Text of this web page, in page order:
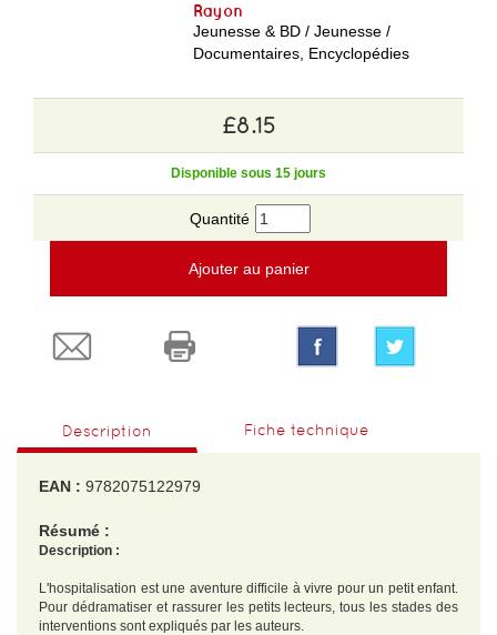
Rayon
Jeunesse & BD / Jeunesse /
Documentaires, Encyclopédies
£8.15
Disponible sous 15 jours
Quantité
Ajouter au panier
Description Fiche technique
EAN : 9782075122979
Résumé :
Description :
L'hospitalisation est une aventure difficile à vivre pour un petit enfant.
Pour dédramatiser et rassurer les petits lecteurs, tous les stades des
interventions sont expliqués par les auteurs.